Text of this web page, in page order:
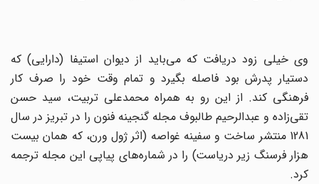
وی خیلی زود دریافت که می‌باید از دیوان استیفا (دارایی) که
دستیار پدرش بود فاصله بگیرد و تمام وقت خود را صرف کار
فرهنگی کند. از این رو به همراه محمدعلی تربیت، سید حسن
تقی‌زاده و عبدالرحیم طالبوف مجله گنجینه فنون را در تبریز در سال
1281 منتشر ساخت و سفینه غواصه (اثر ژول ورن، که همان بیست
هزار فرسنگ زیر دریاست) را در شماره‌های پیاپی این مجله ترجمه
کرد.